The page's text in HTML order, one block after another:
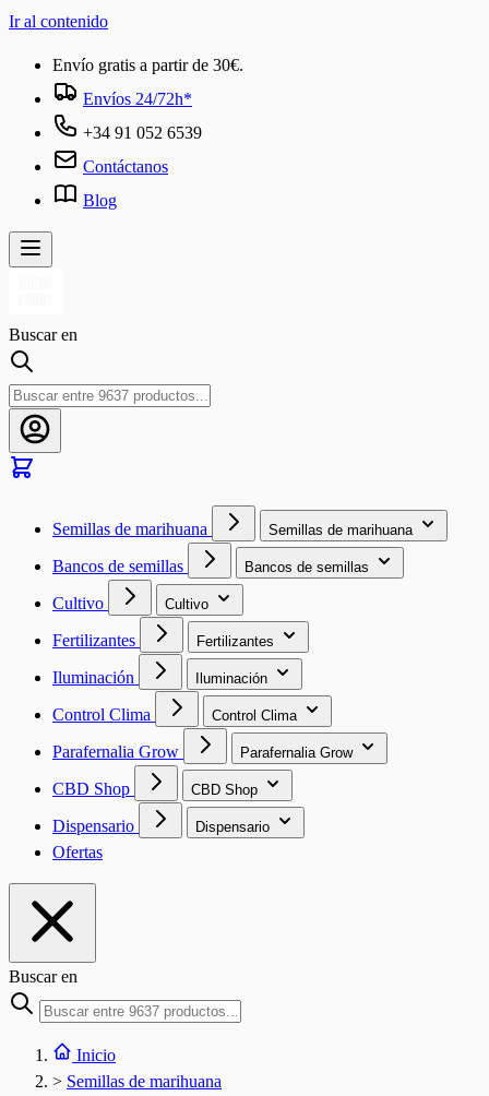
Ir al contenido
Envío gratis a partir de 30€.
Envíos 24/72h*
+34 91 052 6539
Contáctanos
Blog
Buscar en
Semillas de marihuana Semillas de marihuana
Bancos de semillas Bancos de semillas
Cultivo Cultivo
Fertilizantes Fertilizantes
Iluminación Iluminación
Control Clima Control Clima
Parafernalia Grow Parafernalia Grow
CBD Shop CBD Shop
Dispensario Dispensario
Ofertas
Buscar en
Inicio
> Semillas de marihuana